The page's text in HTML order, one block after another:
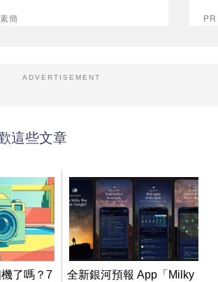
簡
ADVERTISEMENT
這些文章
了嗎？7
全新銀河預報 App「Milky